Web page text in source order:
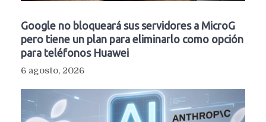
Google no bloqueará sus servidores a MicroG
pero tiene un plan para eliminarlo como opción
para teléfonos Huawei
6 agosto, 2026